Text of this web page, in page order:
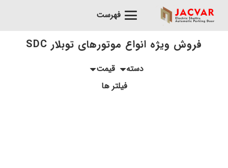
فهرست
فروش ویژه انواع موتورهای توبلار SDC
دسته
قیمت
فیلتر ها